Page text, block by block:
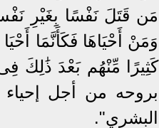
مَن قَتَلَ نَفْسًا بِغَيْرِ
وَمَنْ أَحْيَاهَا فَكَأَنَّمَا
كَثِيرًا مِّنْهُم بَعْدَ ذَٰلِكَ
بروحه من أجل
البشري".